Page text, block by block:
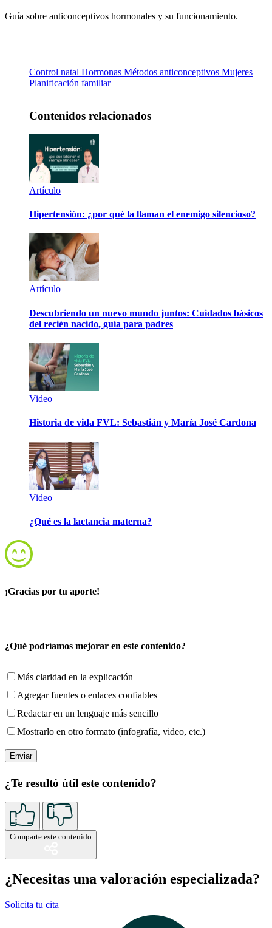
Guía sobre anticonceptivos hormonales y su funcionamiento.
Control natal Hormonas Métodos anticonceptivos Mujeres
Planificación familiar
Contenidos relacionados
Artículo
Hipertensión: ¿por qué la llaman el enemigo silencioso?
Artículo
Descubriendo un nuevo mundo juntos: Cuidados básicos
del recién nacido, guía para padres
Video
Historia de vida FVL: Sebastián y María José Cardona
Video
¿Qué es la lactancia materna?
¡Gracias por tu aporte!
¿Qué podríamos mejorar en este contenido?
Más claridad en la explicación
Agregar fuentes o enlaces confiables
Redactar en un lenguaje más sencillo
Mostrarlo en otro formato (infografía, video, etc.)
¿Te resultó útil este contenido?
Comparte este contenido
¿Necesitas una valoración especializada?
Solicita tu cita